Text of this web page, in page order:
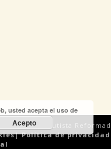
Iglesia Bautista
|Política de privacidad
usted acepta el uso de
Acepto